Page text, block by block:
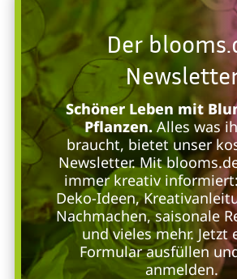
Der
Schöner Leben mit
Pflanzen.Alles was
braucht, bietet unser
Newsletter. Mit
immer kreativ
Deko-Ideen,
Nachmachen, saisonale
und vieles mehr. Jetzt
Formular ausfüllen
anmelden.